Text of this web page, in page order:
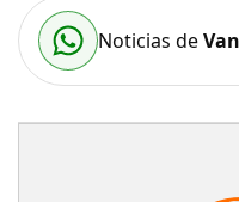
Noticias de